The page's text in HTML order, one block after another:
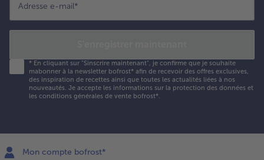
Adresse e-mail*
* En cliquant sur "Sinscrire maintenant", je confirme que je souhaite
mabonner à la newsletter bofrost* afin de recevoir des offres exclusives,
des inspiration de recettes ainsi que toutes les actualités liées à nos
nouveautés. Je accepte les informations sur la protection des données et
les conditions générales de vente bofrost*.
Mon compte bofrost*